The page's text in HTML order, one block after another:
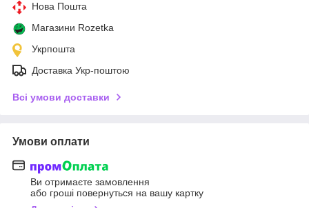
Нова Пошта
Магазини Rozetka
Укрпошта
Доставка Укр-поштою
Всі умови доставки
Умови оплати
Ви отримаєте замовлення
або гроші повернуться на вашу картку